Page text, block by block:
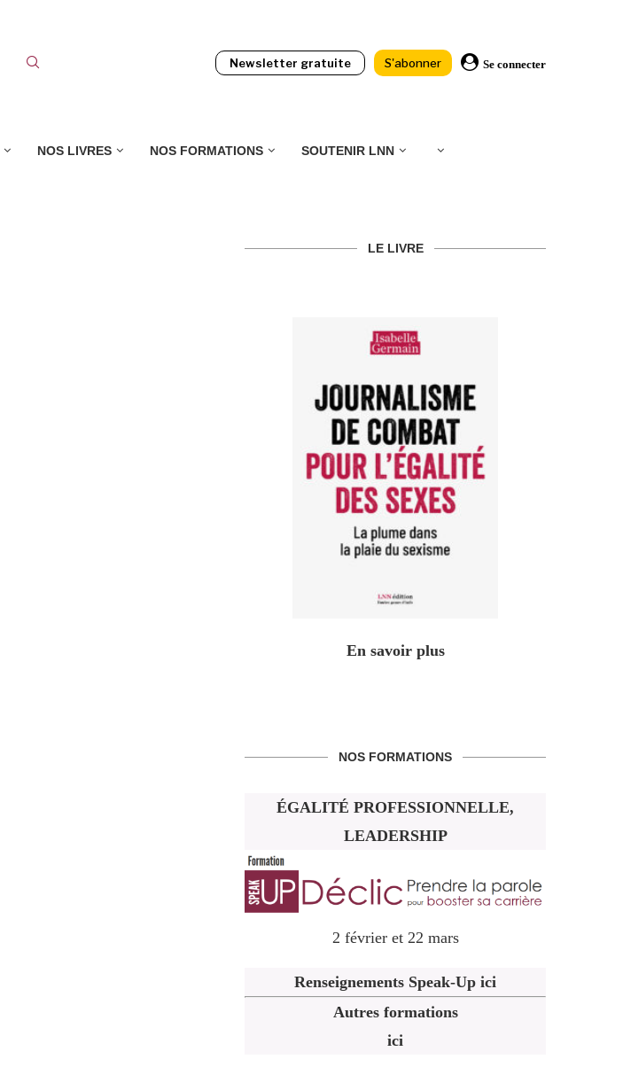
Newsletter gratuite S'abonner Se connecter
NOS LIVRES NOS FORMATIONS SOUTENIR LNN
LE LIVRE
En savoir plus
NOS FORMATIONS
ÉGALITÉ PROFESSIONNELLE,
LEADERSHIP
2 février et 22 mars
Renseignements Speak-Up ici
Autres formations
ici